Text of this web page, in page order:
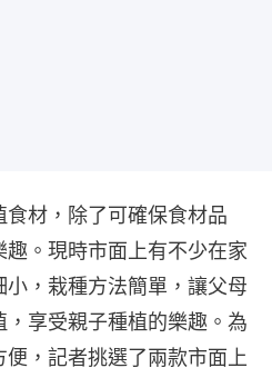
材，除了可確保食材品
。現時市面上有不少在家
，栽種方法簡單，讓父母
享受親子種植的樂趣。為
，記者挑選了兩款市面上